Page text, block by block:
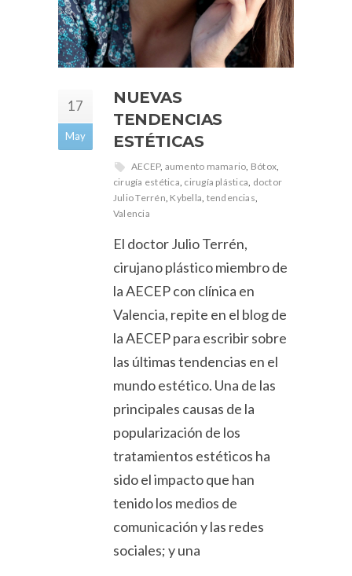
17
May
NUEVAS
TENDENCIAS
ESTÉTICAS
AECEP, aumento mamario Bótox,
cirugía estética cirugía plástica doctor
Julio Terrén Kybella tendencias
Valencia
El doctor Julio Terrén,
cirujano plástico miembro de
la AECEP con clínica en
Valencia, repite en el blog de
la AECEP para escribir sobre
las últimas tendencias en el
mundo estético. Una de las
principales causas de la
popularización de los
tratamientos estéticos ha
sido el impacto que han
tenido los medios de
comunicación y las redes
sociales; y una